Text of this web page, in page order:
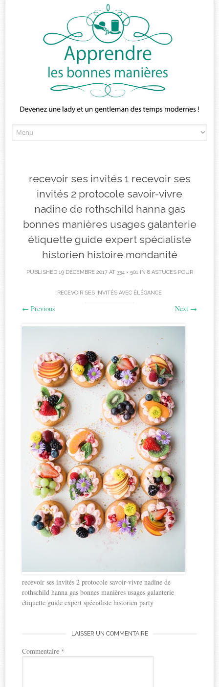
to
recevoir ses invités 1 recevoir ses
invités 2 protocole savoir-vivre
nadine de rothschild hanna gas
bonnes manières usages galanterie
étiquette guide expert spécialiste
historien histoire mondanité
PUBLISHED 19 DÉCEMBRE 2017AT 334 × 501IN 8 ASTUCES POUR
RECEVOIR SES INVITÉS AVEC ÉLÉGANCE
← Previous Next →
recevoir ses invités 2 protocole savoir-vivre nadine de
rothschild hanna gas bonnes manières usages galanterie
étiquette guide expert spécialiste historien party
LAISSER UN COMMENTAIRE
Commentaire *